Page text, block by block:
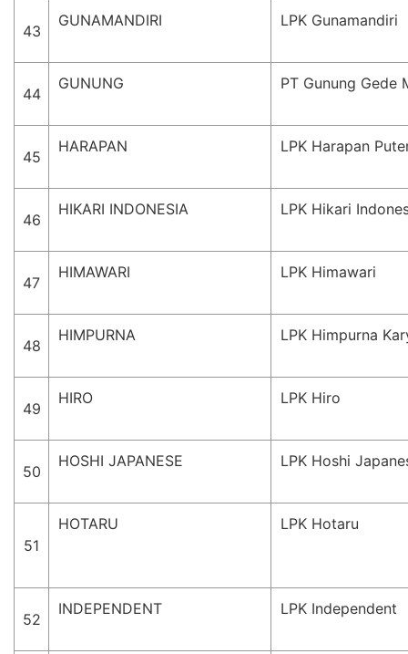
43
GUNAMANDIRI LPK Gunamandiri
44
GUNUNG PT Gunung Gede
45
HARAPAN LPK Harapan
46
HIKARI INDONESIA LPK Hikari
47
HIMAWARI LPK Himawari
48
HIMPURNA LPK Himpurna
49
HIRO LPK Hiro
50
HOSHI JAPANESE LPK Hoshi
51
HOTARU LPK Hotaru
52
INDEPENDENT LPK Independent